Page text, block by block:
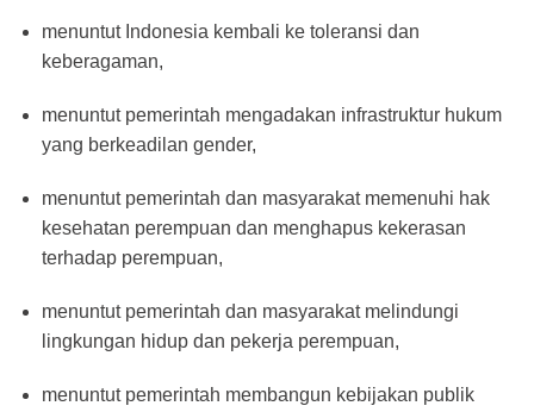
menuntut Indonesia kembali ke toleransi dan
keberagaman,
menuntut pemerintah mengadakan infrastruktur hukum
yang berkeadilan gender,
menuntut pemerintah dan masyarakat memenuhi hak
kesehatan perempuan dan menghapus kekerasan
terhadap perempuan,
menuntut pemerintah dan masyarakat melindungi
lingkungan hidup dan pekerja perempuan,
menuntut pemerintah membangun kebijakan publik